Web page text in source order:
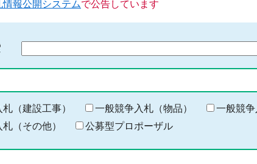
情報公開システムで公告しています
る
キ
ー
ー
（建設工事） 一般競争入札（物品）
一般競争
（その他）
公募型プロポーザル